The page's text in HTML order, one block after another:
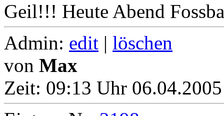
Geil!!! Heute Abend
Admin: edit | löschen
von Max
Zeit: 09:13 Uhr